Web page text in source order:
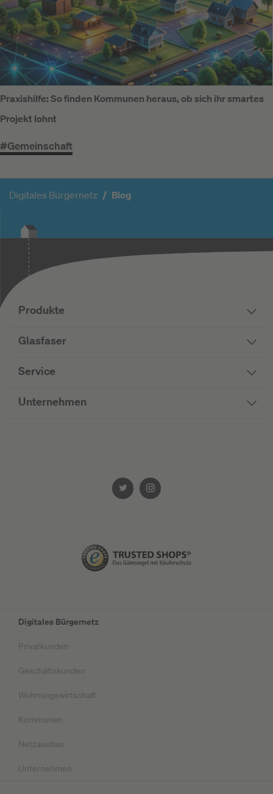
Praxishilfe: So finden Kommunen heraus, ob sich ihr smartes
Projekt lohnt
#Gemeinschaft
Digitales Bürgernetz Blog
Produkte
Glasfaser
Service
Unternehmen
Digitales Bürgernetz
Privatkunden
Geschäftskunden
Wohnungswirtschaft
Kommunen
Netzausbau
Unternehmen